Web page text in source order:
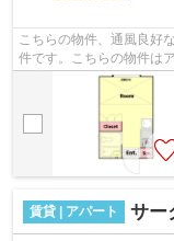
こちらの物件、通風良好
件です。こちらの物件は
に立地する物件です。2駅
賃貸 | アパート サー